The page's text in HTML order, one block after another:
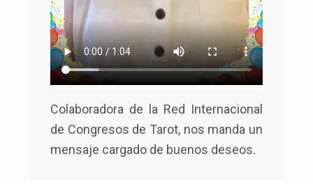
Colaboradora de la Red Internacional
de Congresos de Tarot, nos manda un
mensaje cargado de buenos deseos.